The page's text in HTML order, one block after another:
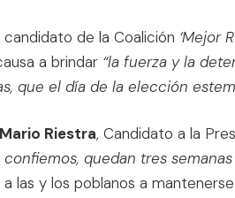
candidato de la Coalición ‘Mejor
a brindar “la fuerza y la
que el día de la elección
Mario Riestra, Candidato a la
confiemos, quedan tres
las y los poblanos a